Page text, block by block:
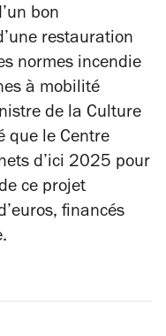
bon
restauration
normes incendie
à mobilité
de la Culture
que le Centre
d’ici 2025 pour
ce projet
financés